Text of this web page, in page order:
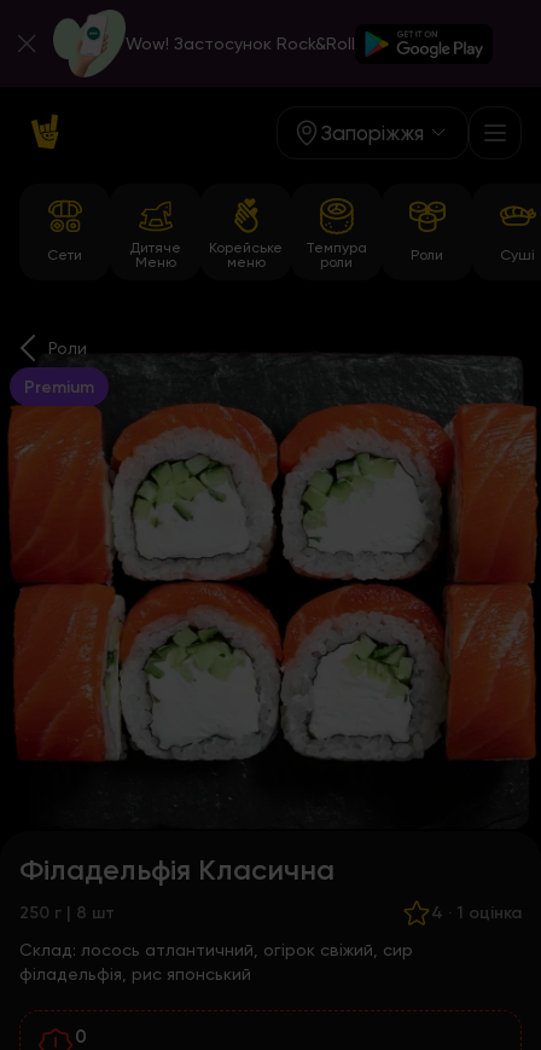
Wow! Застосунок Rock&Roll
Запоріжжя
Сети
Дитяче
Меню
Корейське
меню
Темпура
роли
Роли Суші
Роли
Premium
Філадельфія Класична
250 г | 8 шт 4 · 1 оцінка
Склад: лосось атлантичний, огірок свіжий, сир
філадельфія, рис японський
0